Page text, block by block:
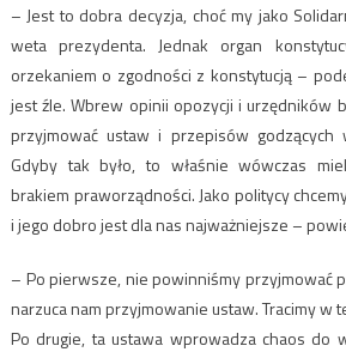
– Jest to dobra decyzja, choć my jako
weta prezydenta. Jednak organ
orzekaniem o zgodności z konstytucją –
jest źle. Wbrew opinii opozycji i urzędników
przyjmować ustaw i przepisów
Gdyby tak było, to właśnie wówczas
brakiem praworządności. Jako politycy
i jego dobro jest dla nas najważniejsze –
– Po pierwsze, nie powinniśmy przyjmować
narzuca nam przyjmowanie ustaw. Tracimy w
Po drugie, ta ustawa wprowadza chaos do